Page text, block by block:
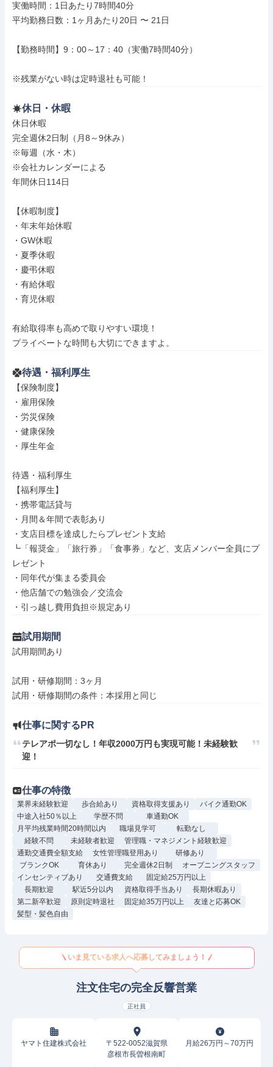
実働時間：1日あたり7時間40分
平均勤務日数：1ヶ月あたり20日 〜 21日
【勤務時間】9：00～17：40（実働7時間40分）
※残業がない時は定時退社も可能！
休日・休暇
休日休暇
完全週休2日制（月8～9休み）
※毎週（水・木）
※会社カレンダーによる
年間休日114日
【休暇制度】
・年末年始休暇
・GW休暇
・夏季休暇
・慶弔休暇
・有給休暇
・育児休暇
有給取得率も高めで取りやすい環境！
プライベートな時間も大切にできますよ。
待遇・福利厚生
【保険制度】
・雇用保険
・労災保険
・健康保険
・厚生年金
待遇・福利厚生
【福利厚生】
・携帯電話貸与
・月間＆年間で表彰あり
・支店目標を達成したらプレゼント支給
┗「報奨金」「旅行券」「食事券」など、支店メンバー全員にプ
レゼント
・同年代が集まる委員会
・他店舗での勉強会／交流会
・引っ越し費用負担※規定あり
試用期間
試用期間あり
試用・研修期間：3ヶ月
仕事に関するPR
テレアポ一切なし！年収2000万円も実現可能！未経験歓
仕事の特徴
業界未経験歓迎 歩合給あり 資格取得支援あり
バイク通勤OK
中途入社50％以上
学歴不問
車通勤OK
月平均残業時間20時間以内
職場見学可
転勤なし
経験不問
未経験者歓迎
管理職・マネジメント経験歓迎
通勤交通費全額支給
女性管理職登用あり
研修あり
ブランクOK
育休あり 完全週休2日制
オープニングスタッフ
インセンティブあり
交通費支給
固定給25万円以上
長期歓迎
駅近5分以内 資格取得手当あり
長期休暇あり
第二新卒歓迎
原則定時退社 固定給35万円以上
友達と応募OK
髪型・髪色自由
いま見ている求人へ応募してみましょう！
注文住宅の完全反響営業
正社員
ヤマト住建株式会社
〒522-0052滋賀県
彦根市長曽根南町
月給26万円～70万円